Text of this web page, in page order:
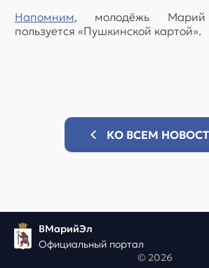
Напомним, молодёжь
пользуется «Пушкинской картой».
КО ВСЕМ
ВМарийЭл
Официальный портал
© 2026